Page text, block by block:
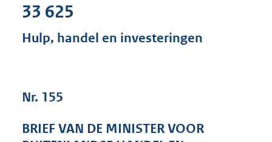
s
e
33 625
Hulp, handel en investeringen
Nr. 155
BRIEF VAN DE MINISTER VOOR